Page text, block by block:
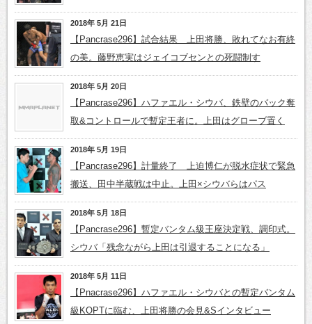
2018年 5月 21日
【Pancrase296】試合結果 上田将勝、敗れてなお有終
の美。藤野恵実はジェイコブセンとの死闘制す
2018年 5月 20日
【Pancrase296】ハファエル・シウバ、鉄壁のバック奪
取&コントロールで暫定王者に。上田はグローブ置く
2018年 5月 19日
【Pancrase296】計量終了 上迫博仁が脱水症状で緊急
搬送、田中半蔵戦は中止。上田×シウバらはパス
2018年 5月 18日
【Pancrase296】暫定バンタム級王座決定戦、調印式。
シウバ「残念ながら上田は引退することになる」
2018年 5月 11日
【Pnacrase296】ハファエル・シウバとの暫定バンタム
級KOPTに臨む、上田将勝の会見&Sインタビュー